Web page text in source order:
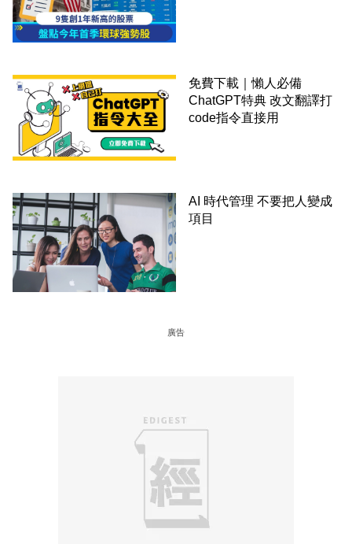
免費下載｜懶人必備
ChatGPT特典 改文翻譯打
code指令直接用
AI 時代管理 不要把人變成
項目
廣告